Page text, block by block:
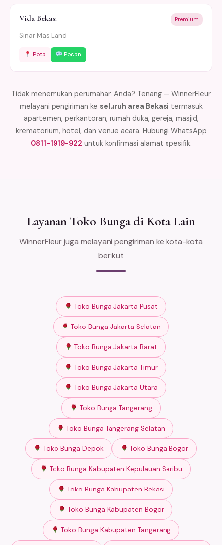
Vida Bekasi Premium
Sinar Mas Land
Peta Pesan
Tidak menemukan perumahan Anda? Tenang — WinnerFleur
melayani pengiriman ke seluruh area Bekasi termasuk
apartemen, perkantoran, rumah duka, gereja, masjid,
krematorium, hotel, dan venue acara. Hubungi WhatsApp
0811-1919-922 untuk konfirmasi alamat spesifik.
Layanan Toko Bunga di Kota Lain
WinnerFleur juga melayani pengiriman ke kota-kota
berikut
Toko Bunga Jakarta Pusat
Toko Bunga Jakarta Selatan
Toko Bunga Jakarta Barat
Toko Bunga Jakarta Timur
Toko Bunga Jakarta Utara
Toko Bunga Tangerang
Toko Bunga Tangerang Selatan
Toko Bunga Depok Toko Bunga Bogor
Toko Bunga Kabupaten Kepulauan Seribu
Toko Bunga Kabupaten Bekasi
Toko Bunga Kabupaten Bogor
Toko Bunga Kabupaten Tangerang